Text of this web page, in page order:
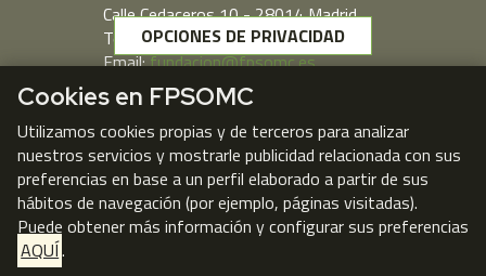
Calle Cedaceros,10 - 28014 Madrid
Telf. 91 431 77 80
Email:fundacion@fpsomc.es
Webmail
OPCIONES DE PRIVACIDAD
Cookies en FPSOMC
Utilizamos cookies propias y de terceros para analizar
nuestros servicios y mostrarle publicidad relacionada con sus
preferencias en base a un perfil elaborado a partir de sus
hábitos de navegación (por ejemplo, páginas visitadas).
Puede obtener más información y configurar sus preferencias
AQUÍ.